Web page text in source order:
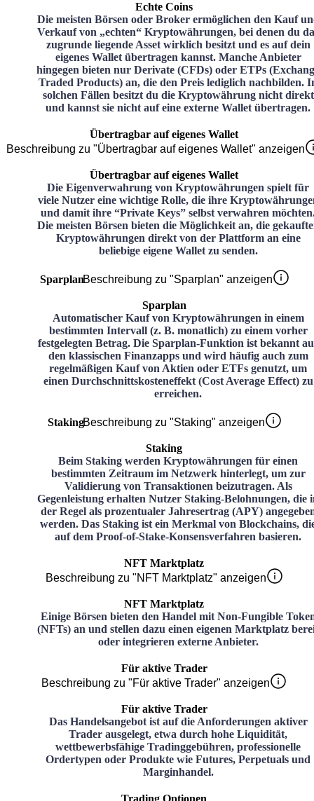
Echte Coins
Die meisten Börsen oder Broker ermöglichen den Kauf
Verkauf von „echten“ Kryptowährungen, bei denen du
zugrunde liegende Asset wirklich besitzt und es auf dein
eigenes Wallet übertragen kannst. Manche Anbieter
hingegen bieten nur Derivate (CFDs) oder ETPs
Traded Products) an, die den Preis lediglich nachbilden.
solchen Fällen besitzt du die Kryptowährung nicht direkt
und kannst sie nicht auf eine externe Wallet übertragen.
Übertragbar auf eigenes Wallet
Beschreibung zu "Übertragbar auf eigenes Wallet" anzeigen
Übertragbar auf eigenes Wallet
Die Eigenverwahrung von Kryptowährungen spielt für
viele Nutzer eine wichtige Rolle, die ihre
und damit ihre “Private Keys” selbst verwahren
Die meisten Börsen bieten die Möglichkeit an, die
Kryptowährungen direkt von der Plattform an eine
beliebige eigene Wallet zu senden.
SparplanBeschreibung zu "Sparplan" anzeigen
Sparplan
Automatischer Kauf von Kryptowährungen in einem
bestimmten Intervall (z. B. monatlich) zu einem vorher
festgelegten Betrag. Die Sparplan-Funktion ist bekannt
den klassischen Finanzapps und wird häufig auch zum
regelmäßigen Kauf von Aktien oder ETFs genutzt, um
einen Durchschnittskosteneffekt (Cost Average Effect) zu
erreichen.
StakingBeschreibung zu "Staking" anzeigen
Staking
Beim Staking werden Kryptowährungen für einen
bestimmten Zeitraum im Netzwerk hinterlegt, um zur
Validierung von Transaktionen beizutragen. Als
Gegenleistung erhalten Nutzer Staking-Belohnungen, die
der Regel als prozentualer Jahresertrag (APY)
werden. Das Staking ist ein Merkmal von Blockchains,
auf dem Proof-of-Stake-Konsensverfahren basieren.
NFT Marktplatz
Beschreibung zu "NFT Marktplatz" anzeigen
NFT Marktplatz
Einige Börsen bieten den Handel mit Non-Fungible
(NFTs) an und stellen dazu einen eigenen Marktplatz
oder integrieren externe Anbieter.
Für aktive Trader
Beschreibung zu "Für aktive Trader" anzeigen
Für aktive Trader
Das Handelsangebot ist auf die Anforderungen aktiver
Trader ausgelegt, etwa durch hohe Liquidität,
wettbewerbsfähige Tradinggebühren, professionelle
Ordertypen oder Produkte wie Futures, Perpetuals und
Marginhandel.
Trading Optionen